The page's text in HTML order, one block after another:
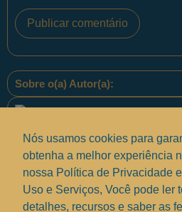
Sobre o(a) Autor(a):
Equipe PontoPM
Nós usamos cookies para
obtenha a melhor experiência
nossa Política de Privacidade
Uso e Serviços, Você pode ler
detalhes, recursos e saber as